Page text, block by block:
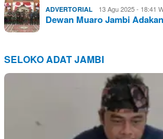
ADVERTORIAL 13 Agu 2025 - 18:41
Dewan Muaro Jambi
SELOKO ADAT JAMBI